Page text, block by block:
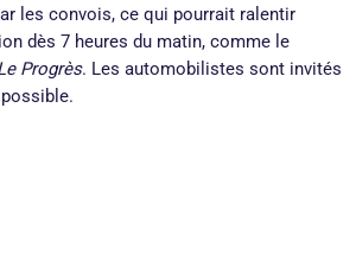
les convois, ce qui pourrait ralentir
dès 7 heures du matin, comme le
Progrès. Les automobilistes sont invités